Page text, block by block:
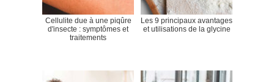
Cellulite due à une piqûre
d'insecte : symptômes et
traitements
Les 9 principaux avantages
et utilisations de la glycine